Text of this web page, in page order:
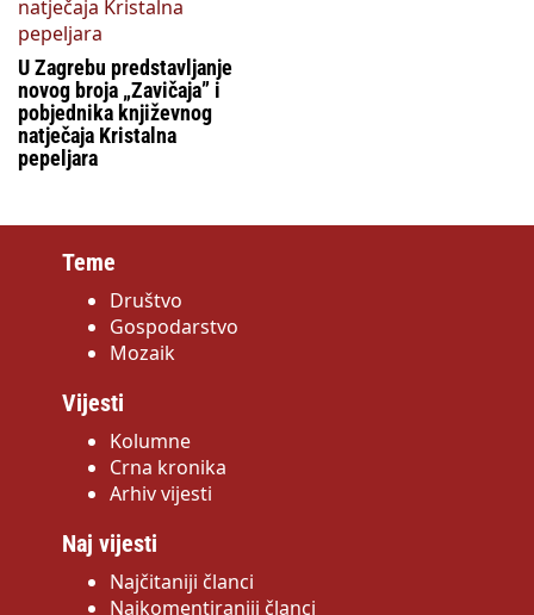
U Zagrebu predstavljanje
novog broja „Zavičaja” i
pobjednika književnog
natječaja Kristalna
pepeljara
Teme
Društvo
Gospodarstvo
Mozaik
Vijesti
Kolumne
Crna kronika
Arhiv vijesti
Naj vijesti
Najčitaniji članci
Najkomentiraniji članci